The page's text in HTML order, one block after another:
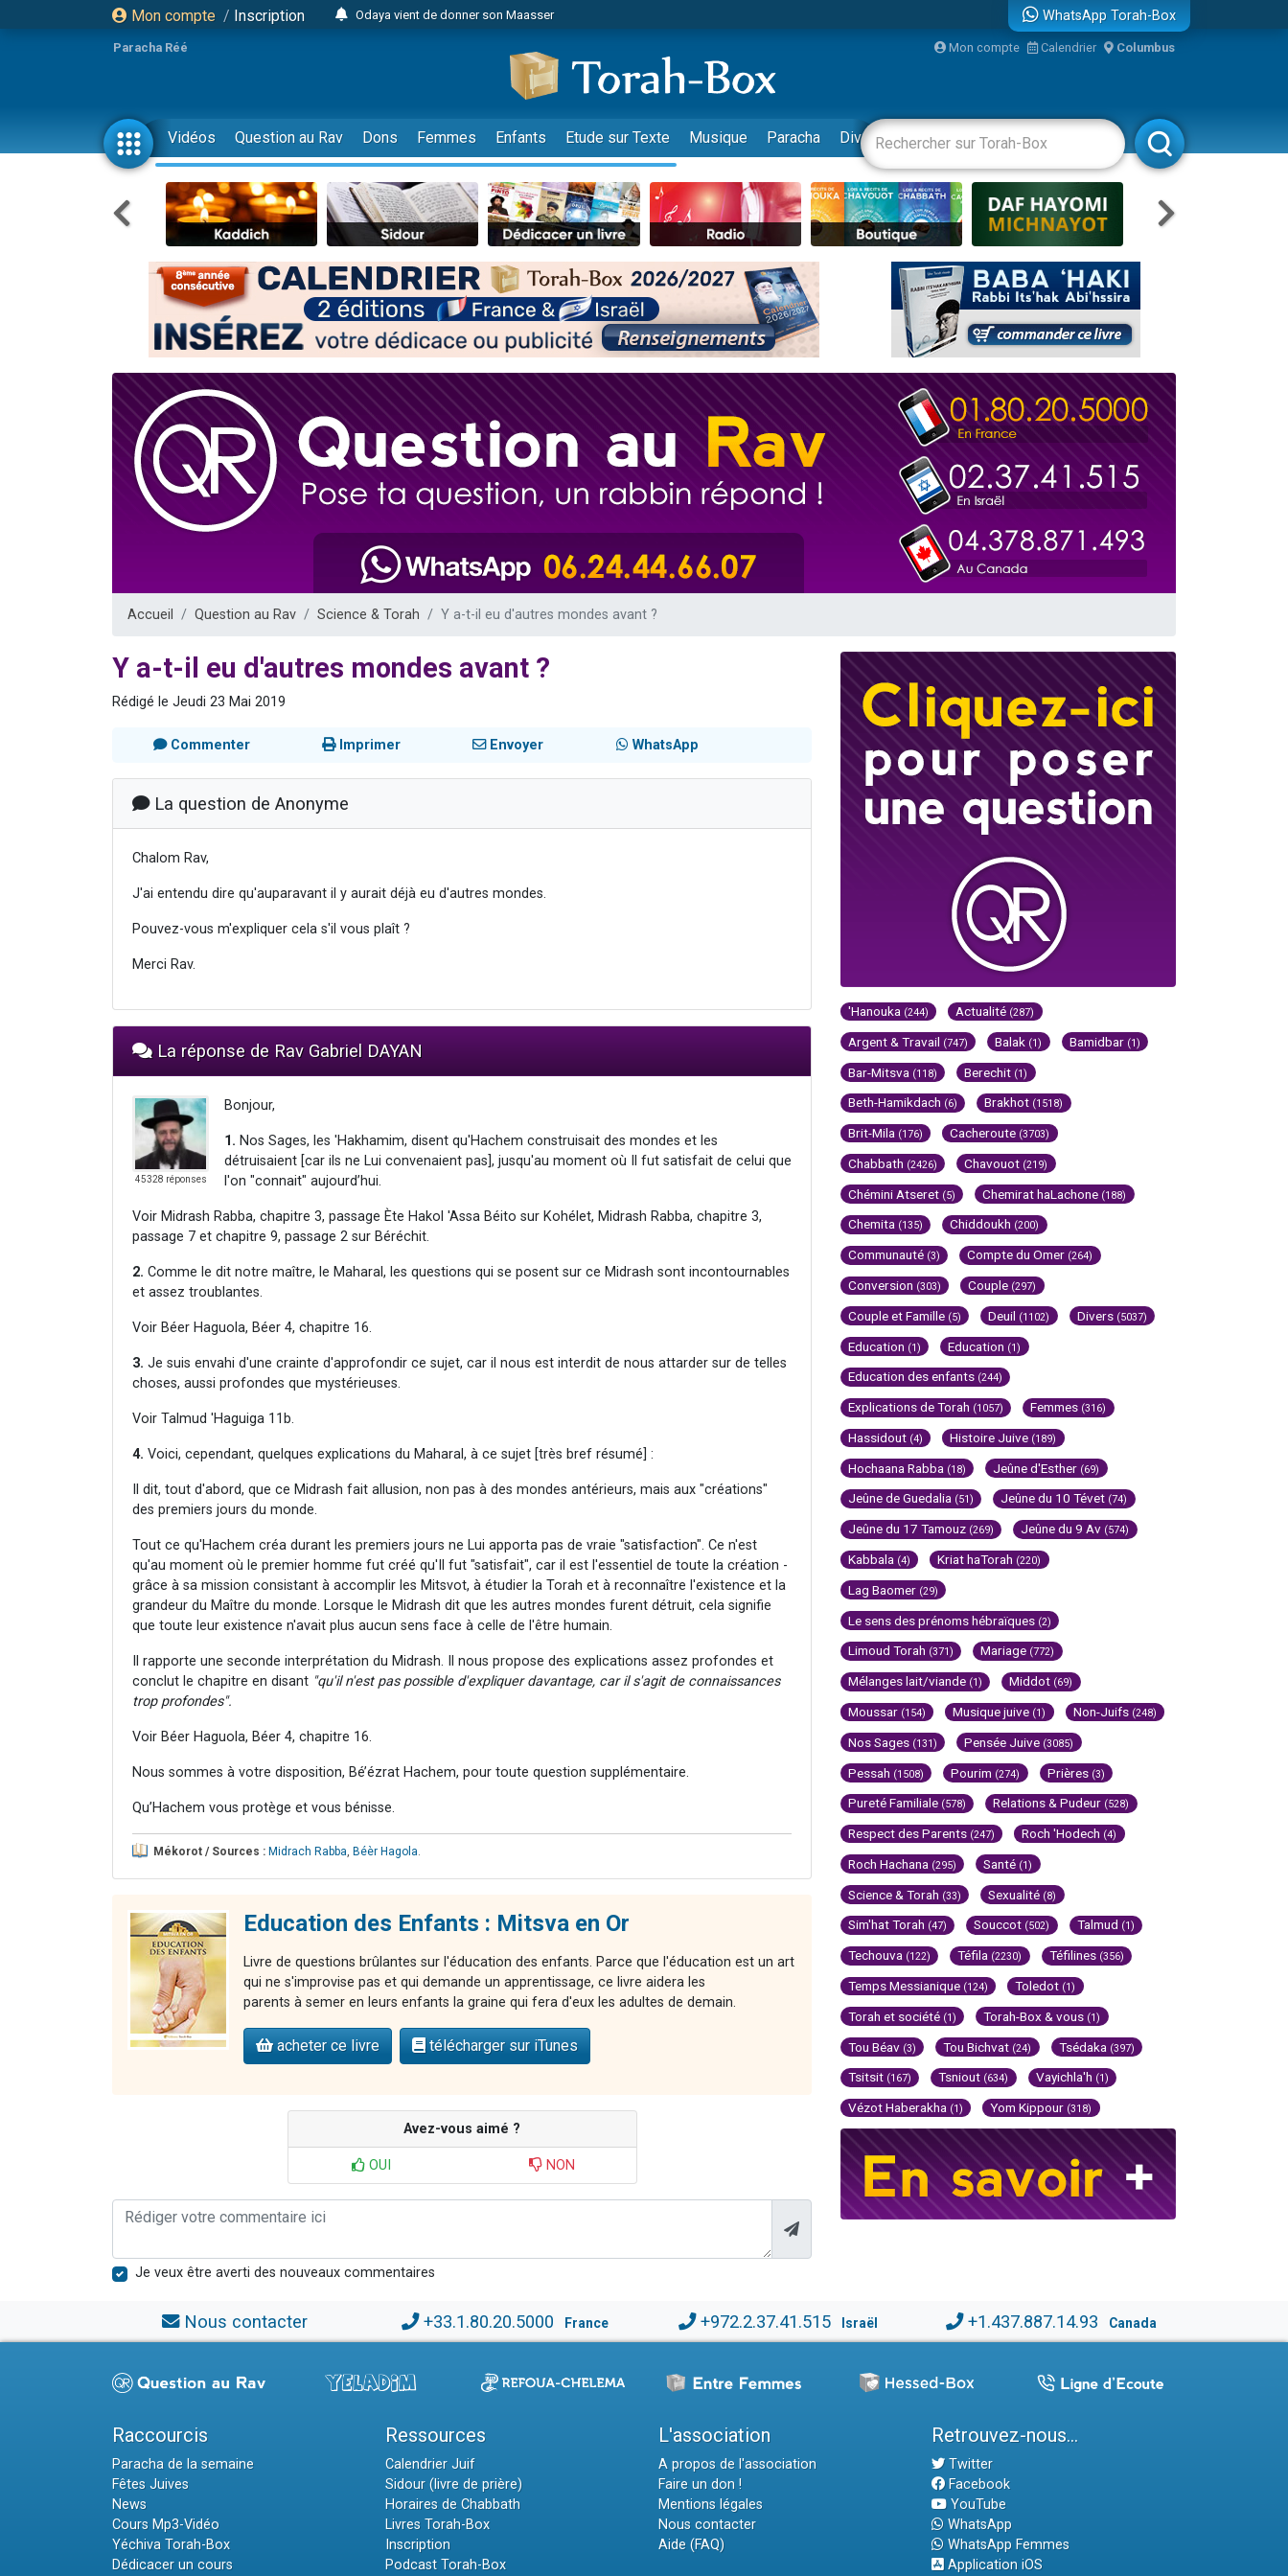
Mon compte / Inscription
Odaya vient de donner son Maasser
3 personnes viennent de faire un don pour Diane, 80 ans, dans un appartement insalubre
2 personnes viennent de nous rejoindre sur WhatsApp
13 personnes viennent de demander une bénédiction
12 nouvelles musiques dans Torah-Box Music
30 personnes viennent de faire un don pour Sauvez la jambe de Yohan
Il reste 49 places pour étudier en groupe sur Zoom
3 personnes viennent de nous rejoindre sur WhatsApp
2 personnes viennent de nous rejoindre sur WhatsApp
3 personnes viennent de nous rejoindre sur WhatsApp
2 nouvelles musiques dans Torah-Box Music
8 personnes viennent de faire un don pour Tsédaka : pauvres d'Israel
Nouvelle émission radio : Visions de grandeur n°104 : Le Chabbath et le Birkat Hamazone à travers le temps
61 personnes viennent de demander une bénédiction
Ariel vient de donner son Maasser
Nathaniel vient de donner son Maasser
6 personnes viennent de faire un don pour 5 enfants déjà orphelins risquent de perdre leur maman
3 personnes viennent de nous rejoindre sur WhatsApp
WhatsApp Torah-Box
Paracha Réé Mon compte Calendrier Columbus
Vidéos Question au Rav Dons Femmes Enfants Etude sur Texte Musique Paracha Divertissements Livres Rabbanim
Accueil Question au Rav Science & Torah Y a-t-il eu d'autres mondes avant ?
Y a-t-il eu d'autres mondes avant ?
Rédigé le Jeudi 23 Mai 2019
Commenter Imprimer Envoyer WhatsApp
La question de Anonyme
Chalom Rav,
J'ai entendu dire qu'auparavant il y aurait déjà eu d'autres mondes.
Pouvez-vous m'expliquer cela s'il vous plaît ?
Merci Rav.
La réponse de Rav Gabriel DAYAN
45328 réponses
Bonjour,
1. Nos Sages, les 'Hakhamim, disent qu'Hachem construisait des mondes et les
détruisaient [car ils ne Lui convenaient pas], jusqu'au moment où Il fut satisfait de celui que
l'on "connait" aujourd’hui.
Voir Midrash Rabba, chapitre 3, passage Ète Hakol 'Assa Béito sur Kohélet, Midrash Rabba, chapitre 3,
passage 7 et chapitre 9, passage 2 sur Béréchit.
2. Comme le dit notre maître, le Maharal, les questions qui se posent sur ce Midrash sont incontournables
et assez troublantes.
Voir Béer Haguola, Béer 4, chapitre 16.
3. Je suis envahi d'une crainte d'approfondir ce sujet, car il nous est interdit de nous attarder sur de telles
choses, aussi profondes que mystérieuses.
Voir Talmud 'Haguiga 11b.
4. Voici, cependant, quelques explications du Maharal, à ce sujet [très bref résumé] :
Il dit, tout d'abord, que ce Midrash fait allusion, non pas à des mondes antérieurs, mais aux "créations"
des premiers jours du monde.
Tout ce qu'Hachem créa durant les premiers jours ne Lui apporta pas de vraie "satisfaction". Ce n'est
qu'au moment où le premier homme fut créé qu'Il fut "satisfait", car il est l'essentiel de toute la création -
grâce à sa mission consistant à accomplir les Mitsvot, à étudier la Torah et à reconnaître l'existence et la
grandeur du Maître du monde. Lorsque le Midrash dit que les autres mondes furent détruit, cela signifie
que toute leur existence n'avait plus aucun sens face à celle de l'être humain.
Il rapporte une seconde interprétation du Midrash. Il nous propose des explications assez profondes et
conclut le chapitre en disant "qu'il n'est pas possible d'expliquer davantage, car il s'agit de connaissances
trop profondes".
Voir Béer Haguola, Béer 4, chapitre 16.
Nous sommes à votre disposition, Bé’ézrat Hachem, pour toute question supplémentaire.
Qu’Hachem vous protège et vous bénisse.
Mékorot / Sources : Midrach Rabba Béèr Hagola
Education des Enfants : Mitsva en Or
Livre de questions brûlantes sur l'éducation des enfants. Parce que l'éducation est un art
qui ne s'improvise pas et qui demande un apprentissage, ce livre aidera les
parents à semer en leurs enfants la graine qui fera d'eux les adultes de demain.
acheter ce livre télécharger sur iTunes
Avez-vous aimé ?
OUI NON
Je veux être averti des nouveaux commentaires
'Hanouka (244) Actualité (287)
Argent & Travail (747) Balak (1) Bamidbar (1)
Bar-Mitsva (118) Berechit (1)
Beth-Hamikdach (6) Brakhot (1518)
Brit-Mila (176) Cacheroute (3703)
Chabbath (2426) Chavouot (219)
Chémini Atseret (5) Chemirat haLachone (188)
Chemita (135) Chiddoukh (200)
Communauté (3) Compte du Omer (264)
Conversion (303) Couple (297)
Couple et Famille (5) Deuil (1102) Divers (5037)
Education (1) Education (1)
Education des enfants (244)
Explications de Torah (1057) Femmes (316)
Hassidout (4) Histoire Juive (189)
Hochaana Rabba (18) Jeûne d'Esther (69)
Jeûne de Guedalia (51) Jeûne du 10 Tévet (74)
Jeûne du 17 Tamouz (269) Jeûne du 9 Av (574)
Kabbala (4) Kriat haTorah (220)
Lag Baomer (29)
Le sens des prénoms hébraïques (2)
Limoud Torah (371) Mariage (772)
Mélanges lait/viande (1) Middot (69)
Moussar (154) Musique juive (1) Non-Juifs (248)
Nos Sages (131) Pensée Juive (3085)
Pessah (1508) Pourim (274) Prières (3)
Pureté Familiale (578) Relations & Pudeur (528)
Respect des Parents (247) Roch 'Hodech (4)
Roch Hachana (295) Santé (1)
Science & Torah (33) Sexualité (8)
Sim'hat Torah (47) Souccot (502) Talmud (1)
Techouva (122) Téfila (2230) Téfilines (356)
Temps Messianique (124) Toledot (1)
Torah et société (1) Torah-Box & vous (1)
Tou Béav (3) Tou Bichvat (24) Tsédaka (397)
Tsitsit (167) Tsniout (634) Vayichla'h (1)
Vézot Haberakha (1) Yom Kippour (318)
Nous contacter +33.1.80.20.5000 France +972.2.37.41.515 Israël +1.437.887.14.93 Canada
Raccourcis
Paracha de la semaine
Fêtes Juives
News
Cours Mp3-Vidéo
Yéchiva Torah-Box
Dédicacer un cours
Ressources
Calendrier Juif
Sidour (livre de prière)
Horaires de Chabbath
Livres Torah-Box
Inscription
Podcast Torah-Box
L'association
A propos de l'association
Faire un don !
Mentions légales
Nous contacter
Aide (FAQ)
Retrouvez-nous...
Twitter
Facebook
YouTube
WhatsApp
WhatsApp Femmes
Application iOS